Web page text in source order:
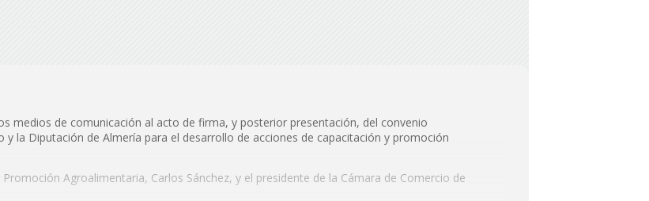
medios de comunicación al acto de firma, y posterior presentación, del convenio
la Diputación de Almería para el desarrollo de acciones de capacitación y promoción
Agroalimentaria, Carlos Sánchez, y el presidente de la Cámara de Comercio de